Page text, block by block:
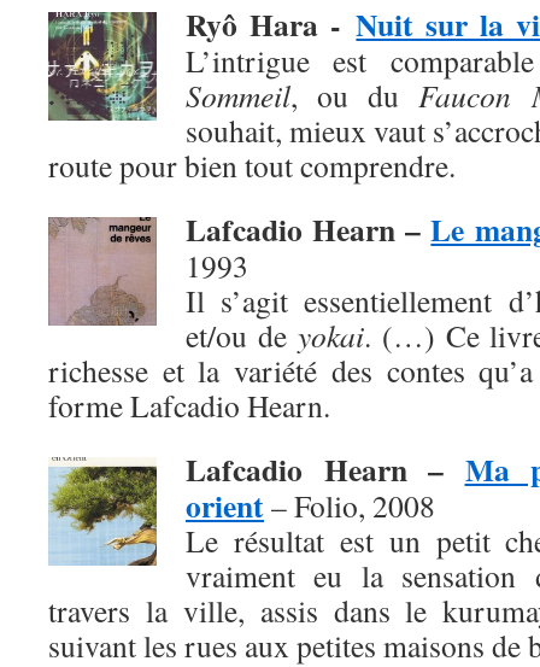
Ryô Hara-Nuit sur la
L’intrigue est
Sommeil, ou duFaucon
souhait, mieux vaut
route pour bien tout comprendre.
Lafcadio Hearn –Le
1993
Il s’agit essentiellement
et/ou de yokai. (…) Ce
richesse et la variété des contes
forme Lafcadio Hearn.
Lafcadio Hearn – Ma
orient– Folio, 2008
Le résultat est un petit
vraiment eu la sensation
travers la ville, assis dans le
suivant les rues aux petites maisons de